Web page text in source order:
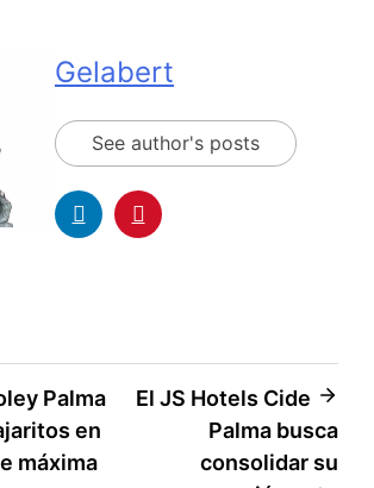
Gelabert
See author's posts
Palma
en
máxima
El JS Hotels Cide
Palma busca
consolidar su